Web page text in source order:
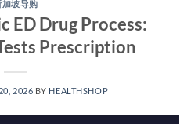
加坡导购
ED Drug Process:
Prescription
2026 BY HEALTHSHOP